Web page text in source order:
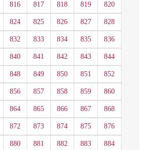
816 817 818 819 820
824 825 826 827 828
832 833 834 835 836
840 841 842 843 844
848 849 850 851 852
856 857 858 859 860
864 865 866 867 868
872 873 874 875 876
880 881 882 883 884